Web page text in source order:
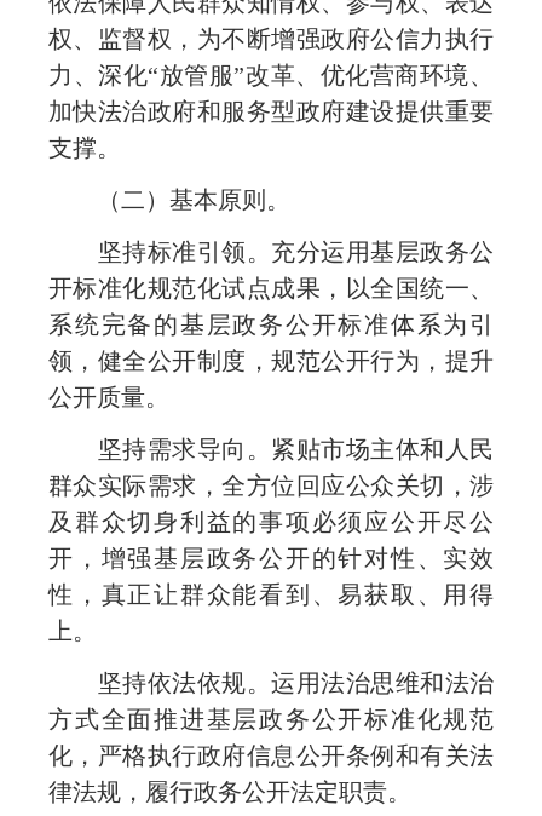
权、监督权，为不断增强政府公信力执行
力、深化“放管服”改革、优化营商环境、
加快法治政府和服务型政府建设提供重要
支撑。
（二）基本原则。
坚持标准引领。充分运用基层政务公
开标准化规范化试点成果，以全国统一、
系统完备的基层政务公开标准体系为引
领，健全公开制度，规范公开行为，提升
公开质量。
坚持需求导向。紧贴市场主体和人民
群众实际需求，全方位回应公众关切，涉
及群众切身利益的事项必须应公开尽公
开，增强基层政务公开的针对性、实效
性，真正让群众能看到、易获取、用得
上。
坚持依法依规。运用法治思维和法治
方式全面推进基层政务公开标准化规范
化，严格执行政府信息公开条例和有关法
律法规，履行政务公开法定职责。